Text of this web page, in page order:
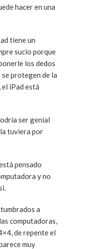
hacer en una
tiene un
sucio porque
los dedos
se protegen de la
iPad está
ser genial
tuviera por
pensado
y no
a
computadoras,
de repente el
muy